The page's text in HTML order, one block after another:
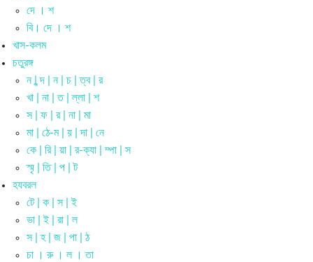
দে । শ
বি। দে । শ
খাস-কলম
চতুরঙ্গ
ন | ন্দ | ন | চ | ত্ব | র
খা | না | ত | ল্লা | শ
স | ফ | র | না | মা
মা | ঠে-ম | য় | দা | নে
কে | রি | য়া | র-ক্যা | ম্পা | স
স্মৃ | তি | প | ট
হযবরল
টে | ক | স | ই
ভা | ই | রা | ল
স | হ | জ | পা | ঠ
চা । রু । ল । তা